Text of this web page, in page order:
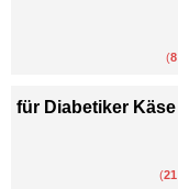
(8
für Diabetiker Käse
(21